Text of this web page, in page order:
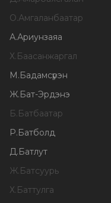
О.Амгаланбаатар
А.Ариунзаяа
Х.Баасанжаргал
М.Бадамсүрэн
Ж.Бат-Эрдэнэ
Б.Батбаатар
Р.Батболд
Д.Батлут
Ж.Батсуурь
Х.Баттулга